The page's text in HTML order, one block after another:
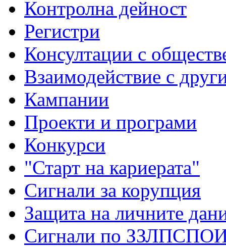
Контролна дейност
Регистри
Консултации с
Взаимодействие с
Кампании
Проекти и програми
Конкурси
"Старт на кариерата"
Сигнали за корупция
Защита на личните
Сигнали по